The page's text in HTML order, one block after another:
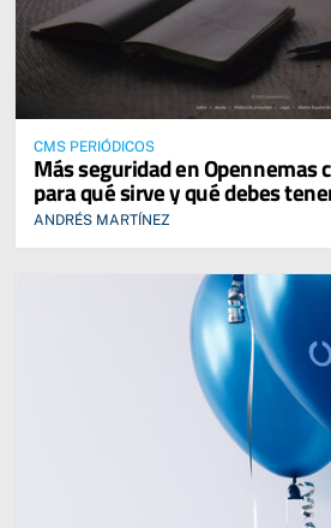
CMS PERIÓDICOS
Más seguridad en Opennemas
para qué sirve y qué debes
ANDRÉS MARTÍNEZ